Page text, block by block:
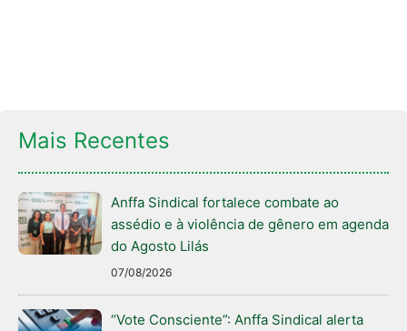
Mais Recentes
Anffa Sindical fortalece combate ao
assédio e à violência de gênero em agenda
do Agosto Lilás
07/08/2026
“Vote Consciente”: Anffa Sindical alerta